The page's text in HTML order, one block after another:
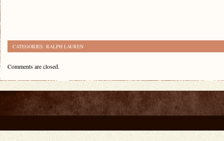
CATEGORIES: RALPH LAUREN
Comments are closed.